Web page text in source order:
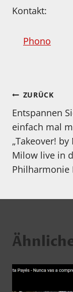
Kontakt:
Phono
ZURÜCK
Entspannen
einfach mal
„Takeover! by
Milow live in
Philharmonie